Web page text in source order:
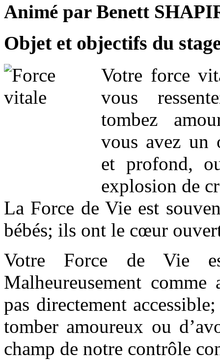
Animé par Benett
Objet et objectifs du
Votre force
vous
tombez
vous avez un
et profond,
explosion de
La Force de Vie est
bébés; ils ont le cœur
Votre Force de Vie
Malheureusement
pas directement
tomber amoureux ou
champ de notre contrôle